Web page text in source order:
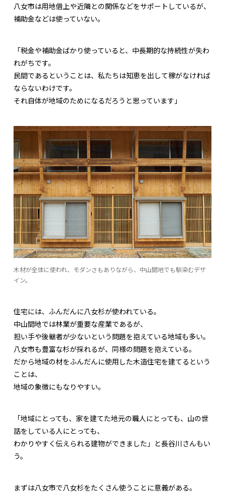
八女市は用地借上や近隣との関係などをサポートしているが、
補助金などは使っていない。
「税金や補助金ばかり使っていると、中長期的な持続性が失わ
れがちです。
民間であるということは、私たちは知恵を出して稼がなければ
ならないわけです。
それ自体が地域のためになるだろうと思っています」
木材が全体に使われ、モダンさもありながら、中山間地でも馴染むデザ
イン。
住宅には、ふんだんに八女杉が使われている。
中山間地では林業が重要な産業であるが、
担い手や後継者が少ないという問題を抱えている地域も多い。
八女市も豊富な杉が採れるが、同様の問題を抱えている。
だから地域の材をふんだんに使用した木造住宅を建てるという
ことは、
地域の象徴にもなりやすい。
「地域にとっても、家を建てた地元の職人にとっても、山の世
話をしている人にとっても、
わかりやすく伝えられる建物ができました」と長谷川さんもい
う。
まずは八女市で八女杉をたくさん使うことに意義がある。